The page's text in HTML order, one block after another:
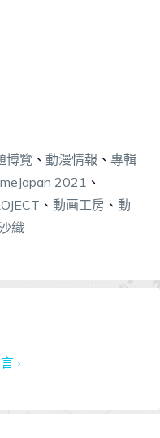
博覽 、 動漫情報 、 專輯
2021 、
、 動画工房 、 動
織
›